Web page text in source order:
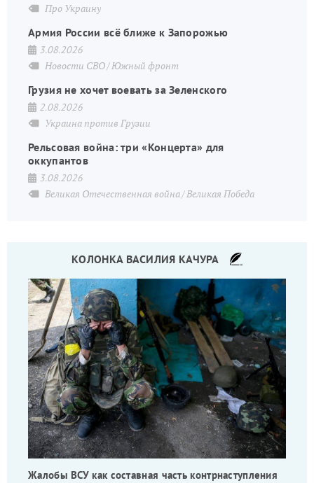
Про Украину
Армия России всё ближе к Запорожью
3.08.2026
Новости СВО Южный фронт
Грузия не хочет воевать за Зеленского
2.08.2026
Украина против Грузии
Рельсовая война: три «Концерта» для
оккупантов
3.08.2026
Великая Отечественная война Великая Победа
КОЛОНКА ВАСИЛИЯ КАЧУРА
Жалобы ВСУ как составная часть контрнаступления